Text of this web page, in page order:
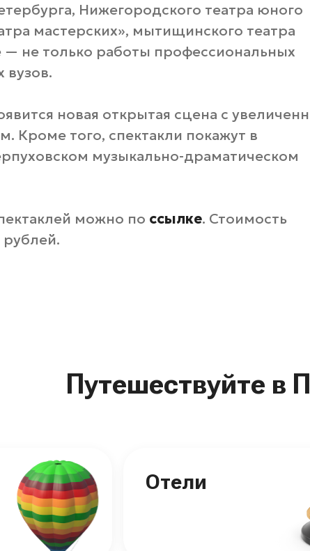
Нижегородского театра юного
мастерских», мытищинского театра
не только работы профессиональных
вузов.
новая открытая сцена с
Кроме того, спектакли покажут в
музыкально-драматическом
можно по ссылке. Стоимость
Путешествуйте в
Отели